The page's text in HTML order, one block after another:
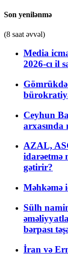
Son yenilənmə
(8 saat əvvəl)
Media
2026-cı il
Ceyhun
arxasında
AZAL,
idarəetmə
gətirir?
Məhkəmə
Sülh
bərpası
İran və